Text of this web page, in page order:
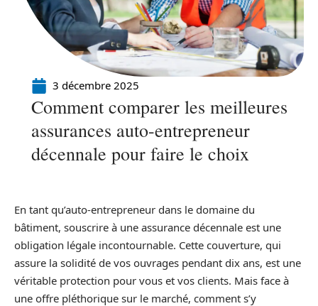
3 décembre 2025
Comment comparer les meilleures
assurances auto-entrepreneur
décennale pour faire le choix
En tant qu’auto-entrepreneur dans le domaine du
bâtiment, souscrire à une assurance décennale est une
obligation légale incontournable. Cette couverture, qui
assure la solidité de vos ouvrages pendant dix ans, est une
véritable protection pour vous et vos clients. Mais face à
une offre pléthorique sur le marché, comment s’y